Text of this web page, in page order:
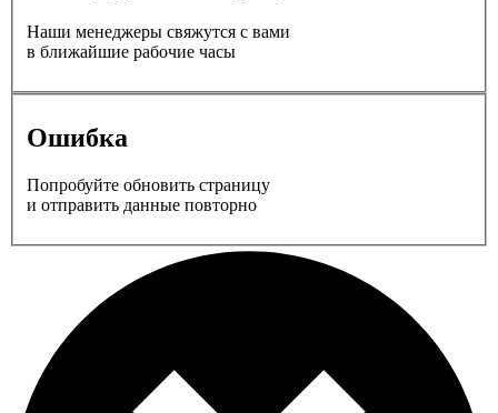
Наши менеджеры свяжутся с вами
в ближайшие рабочие часы
Ошибка
Попробуйте обновить страницу
и отправить данные повторно